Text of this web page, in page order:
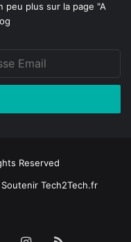
peu plus sur la page "A
Reserved
Soutenir Tech2Tech.fr